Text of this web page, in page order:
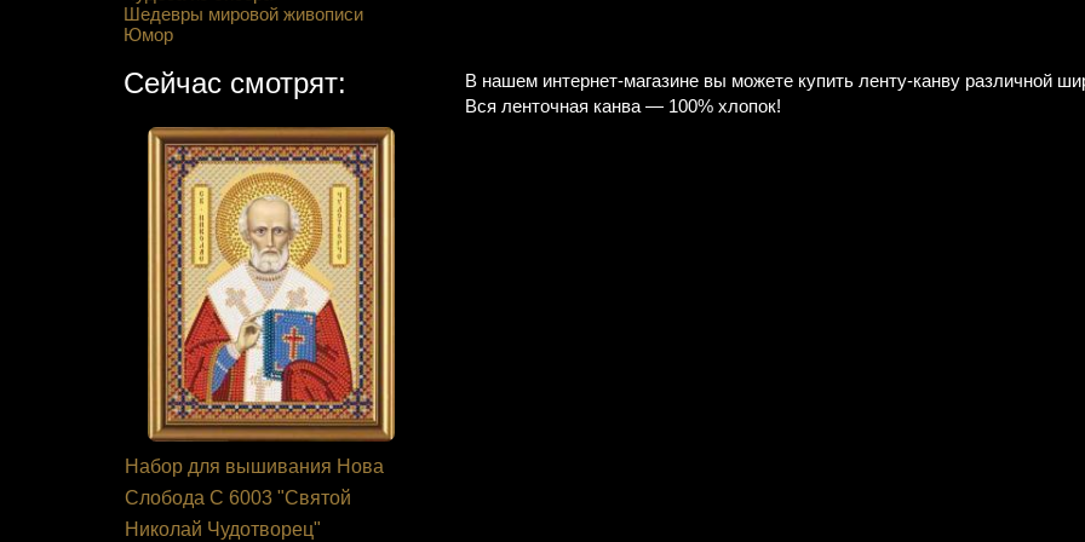
Шедевры мировой живописи
Юмор
Сейчас смотрят:
Набор для вышивания Нова
Слобода С 6003 "Святой
Николай Чудотворец"
В нашем интернет-магазине вы можете купить ленту-канву различной
Вся ленточная канва — 100% хлопок!